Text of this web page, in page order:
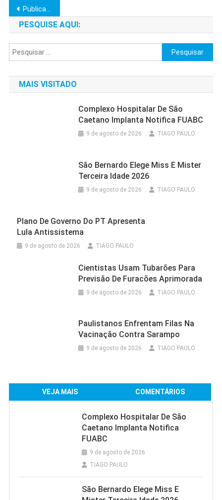
Navegação
por
posts
Publicações mais antigas
PESQUISE AQUI:
Pesquisar
por:
MAIS VISITADO
Complexo Hospitalar De São
Caetano Implanta Notifica FUABC
9 de agosto de 2026 TIAGO PAULO
São Bernardo Elege Miss E Mister
Terceira Idade 2026
9 de agosto de 2026 TIAGO PAULO
Plano De Governo Do PT Apresenta
Lula Antissistema
9 de agosto de 2026 TIAGO PAULO
Cientistas Usam Tubarões Para
Previsão De Furacões Aprimorada
9 de agosto de 2026 TIAGO PAULO
Paulistanos Enfrentam Filas Na
Vacinação Contra Sarampo
9 de agosto de 2026 TIAGO PAULO
VEJA MAIS COMENTÁRIOS
Complexo Hospitalar De São
Caetano Implanta Notifica
FUABC
9 de agosto de 2026
TIAGO PAULO
São Bernardo Elege Miss E